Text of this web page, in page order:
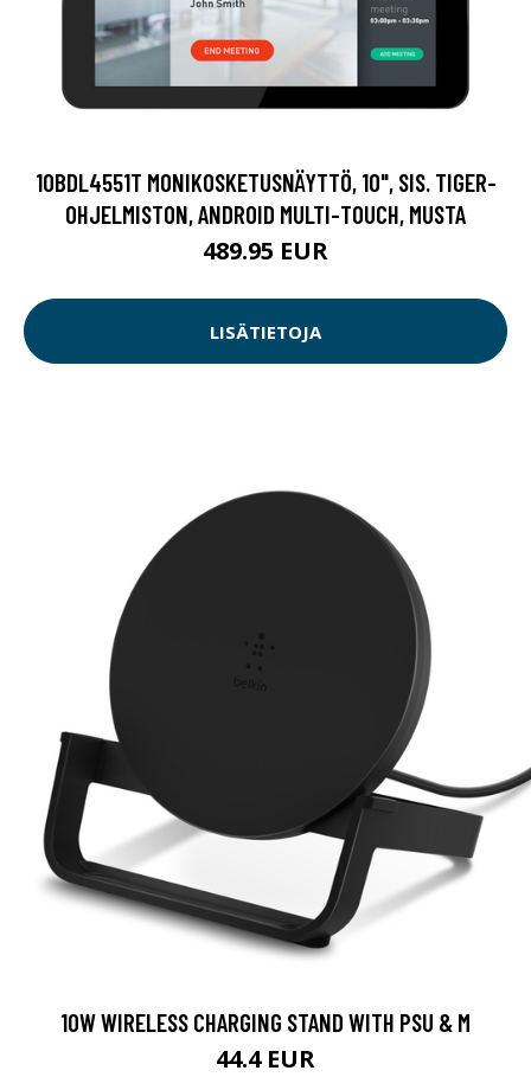
10BDL4551T MONIKOSKETUSNÄYTTÖ, 10", SIS. TIGER-
OHJELMISTON, ANDROID MULTI-TOUCH, MUSTA
489.95 EUR
LISÄTIETOJA
10W WIRELESS CHARGING STAND WITH PSU & M
44.4 EUR